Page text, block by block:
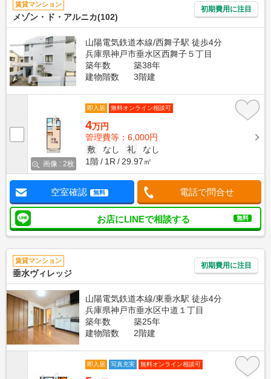
賃貸マンション
メゾン・ド・アルニカ(102)
初期費用に注目
山陽電気鉄道本線/西舞子駅 徒歩4分
兵庫県神戸市垂水区西舞子５丁目
築年数
築38年
建物階数
3階建
画像 : 2枚
即入居 無料オンライン相談可
4万円
管理費等：6,000円
敷
なし 礼
なし
1階
1R 29.97㎡
空室確認 無料 電話で問合せ
お店にLINEで相談する 無料
賃貸マンション
垂水ヴィレッジ
初期費用に注目
山陽電気鉄道本線/東垂水駅 徒歩4分
兵庫県神戸市垂水区中道１丁目
築年数
築25年
建物階数
2階建
即入居 写真充実 無料オンライン相談可